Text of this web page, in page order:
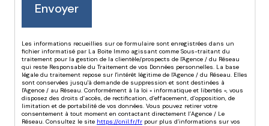
Envoyer
Les informations recueillies sur ce formulaire sont enregistrées dans un
fichier informatisé par La Boite Immo agissant comme Sous-traitant du
traitement pour la gestion de la clientèle/prospects de l'Agence / du Réseau
qui reste Responsable du Traitement de vos Données personnelles. La base
légale du traitement repose sur l'intérêt légitime de l'Agence / du Réseau. Elles
sont conservées jusqu'à demande de suppression et sont destinées à
l'Agence / au Réseau. Conformément à la loi « informatique et libertés », vous
disposez des droits d’accès, de rectification, d’effacement, d’opposition, de
limitation et de portabilité de vos données. Vous pouvez retirer votre
consentement à tout moment en contactant directement l’Agence / Le
Réseau. Consultez le site https://cnil.fr/fr pour plus d’informations sur vos